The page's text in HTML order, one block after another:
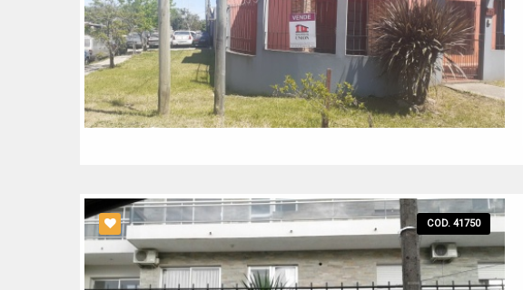
COD. 41750